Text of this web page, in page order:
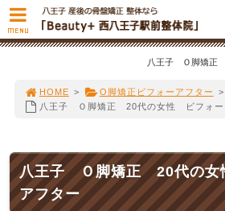
八王子 Ｏ脚矯正
HOME > O脚矯正ビフォーアフター
>
八王子 Ｏ脚矯正 20代の女性 ビフォ
八王子 Ｏ脚矯正 20代の
アフター
MENU